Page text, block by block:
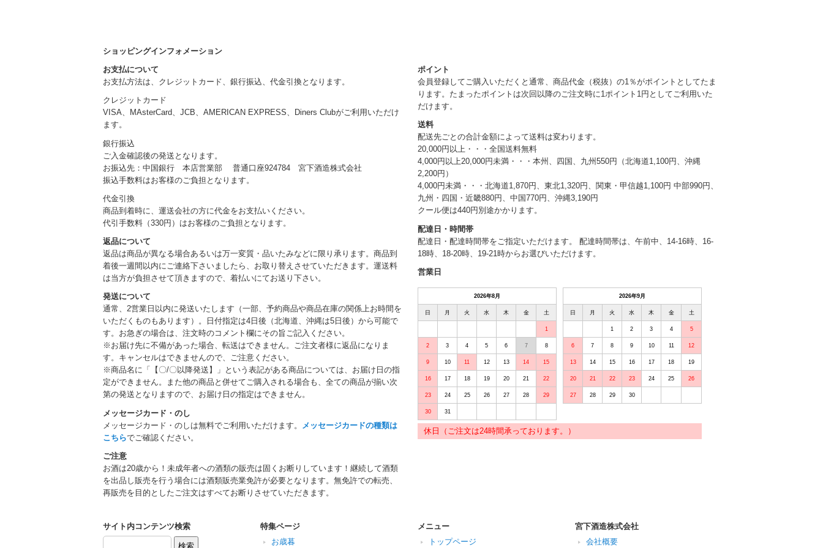
ショッピングインフォメーション
お支払について
お支払方法は、クレジットカード、銀行振込、代金引換となります。
クレジットカード
VISA、MAsterCard、JCB、AMERICAN EXPRESS、Diners Clubがご利用いただけ
ます。
銀行振込
ご入金確認後の発送となります。
お振込先：中国銀行 本店営業部 普通口座924784 宮下酒造株式会社
振込手数料はお客様のご負担となります。
代金引換
商品到着時に、運送会社の方に代金をお支払いください。
代引手数料（330円）はお客様のご負担となります。
返品について
返品は商品が異なる場合あるいは万一変質・品いたみなどに限り承ります。商品到
着後一週間以内にご連絡下さいましたら、お取り替えさせていただきます。運送料
は当方が負担させて頂きますので、着払いにてお送り下さい。
発送について
通常、2営業日以内に発送いたします（一部、予約商品や商品在庫の関係上お時間を
いただくものもあります）。日付指定は4日後（北海道、沖縄は5日後）から可能で
す。お急ぎの場合は、注文時のコメント欄にその旨ご記入ください。
※お届け先に不備があった場合、転送はできません。ご注文者様に返品になりま
す。キャンセルはできませんので、ご注意ください。
※商品名に「【〇/〇以降発送】」という表記がある商品については、お届け日の指
定ができません。また他の商品と併せてご購入される場合も、全ての商品が揃い次
第の発送となりますので、お届け日の指定はできません。
メッセージカード・のし
メッセージカード・のしは無料でご利用いただけます。
メッセージカードの種類は
こちらでご確認ください。
ご注意
お酒は20歳から！未成年者への酒類の販売は固くお断りしています！継続して酒類
を出品し販売を行う場合には酒類販売業免許が必要となります。無免許での転売、
再販売を目的としたご注文はすべてお断りさせていただきます。
ポイント
会員登録してご購入いただくと通常、商品代金（税抜）の1％がポイントとしてたま
ります。たまったポイントは次回以降のご注文時に1ポイント1円としてご利用いた
だけます。
送料
配送先ごとの合計金額によって送料は変わります。
20,000円以上・・・全国送料無料
4,000円以上20,000円未満・・・本州、四国、九州550円（北海道1,100円、沖縄
2,200円）
4,000円未満・・・北海道1,870円、東北1,320円、関東・甲信越1,100円 中部990円、
九州・四国・近畿880円、中国770円、沖縄3,190円
クール便は440円別途かかります。
配達日・時間帯
配達日・配達時間帯をご指定いただけます。 配達時間帯は、午前中、14-16時、16-
18時、18-20時、19-21時からお選びいただけます。
営業日
2026年8月
日 月 火 水 木 金 土
1
2 3 4 5 6 7 8
9 10 11 12 13 14 15
16 17 18 19 20 21 22
23 24 25 26 27 28 29
30 31
2026年9月
日 月 火 水 木 金 土
1 2 3 4 5
6 7 8 9 10 11 12
13 14 15 16 17 18 19
20 21 22 23 24 25 26
27 28 29 30
休日（ご注文は24時間承っております。）
サイト内コンテンツ検索
特集ページ
お歳暮
メニュー
トップページ
宮下酒造株式会社
会社概要